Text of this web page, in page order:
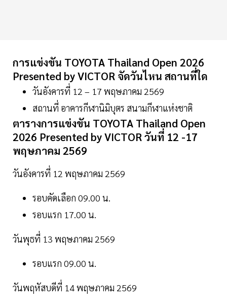
การแข่งขัน TOYOTA Thailand Open 2026
Presented by VICTOR จัดวันไหน สถานที่ใด
วันอังคารที่ 12 – 17 พฤษภาคม 2569
สถานที่ อาคารกีฬานิมิบุตร สนามกีฬาแห่งชาติ
ตารางการแข่งขัน TOYOTA Thailand Open
2026 Presented by VICTOR วันที่ 12 -17
พฤษภาคม 2569
วันอังคารที่ 12 พฤษภาคม 2569
รอบคัดเลือก 09.00 น.
รอบแรก 17.00 น.
วันพุธที่ 13 พฤษภาคม 2569
รอบแรก 09.00 น.
วันพฤหัสบดีที่ 14 พฤษภาคม 2569